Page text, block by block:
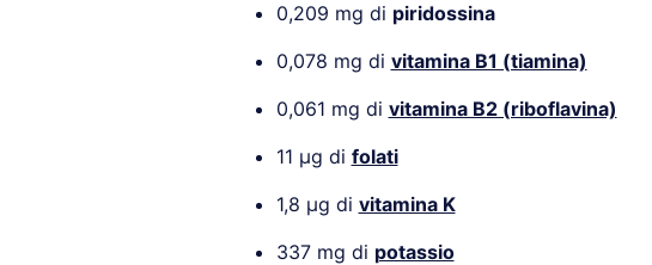
0,209 mg di piridossina
0,078 mg di vitamina B1 (tiamina)
0,061 mg di vitamina B2 (riboflavina)
11 µg di folati
1,8 µg di vitamina K
337 mg di potassio